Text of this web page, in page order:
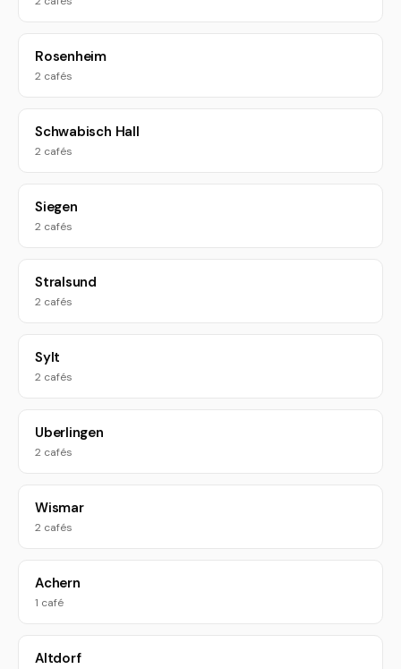
Rosenheim
2 cafés
Schwabisch Hall
2 cafés
Siegen
2 cafés
Stralsund
2 cafés
Sylt
2 cafés
Uberlingen
2 cafés
Wismar
2 cafés
Achern
1 café
Altdorf